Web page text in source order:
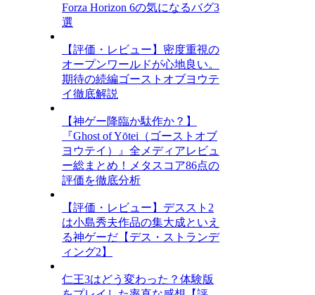
Forza Horizon 6の気になるバグ3
選
【評価・レビュー】密度重視の
オープンワールドが心地良い。
期待の続編ゴーストオブヨウテ
イ徹底解説
【神ゲー降臨か駄作か？】
『Ghost of Yōtei（ゴーストオブ
ヨウテイ）』全メディアレビュ
ー総まとめ！メタスコア86点の
評価を徹底分析
【評価・レビュー】デススト2
は小島秀夫作品の集大成といえ
る神ゲーだ【デス・ストランデ
ィング2】
仁王3はどう変わった？体験版